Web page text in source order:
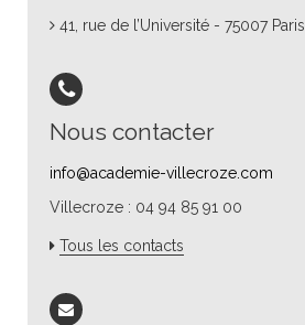
41, rue de l’Université - 75007 Paris
Nous contacter
info@academie-villecroze.com
Villecroze : 04 94 85 91 00
Tous les contacts